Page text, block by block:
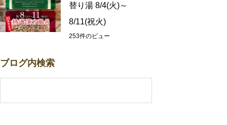
替り湯 8/4(火)～
8/11(祝火)
253件のビュー
ブログ内検索